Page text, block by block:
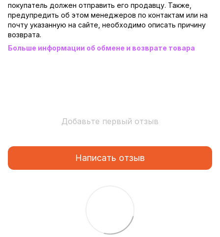
покупатель должен отправить его продавцу. Также,
предупредить об этом менеджеров по контактам или на
почту указанную на сайте, необходимо описать причину
возврата.
Больше информации об обмене и возврате товара
Добавьте первый отзыв
Написать отзыв